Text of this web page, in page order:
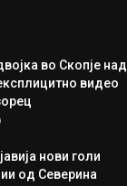
во Скопје над
видео
нови голи
од Северина